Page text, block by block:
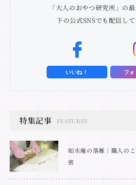
「大人のおやつ研究所」の最
下の公式SNSでも配信して
いいね！ フ
特集記事 FEATURES
如水庵の落雁｜職人の
密